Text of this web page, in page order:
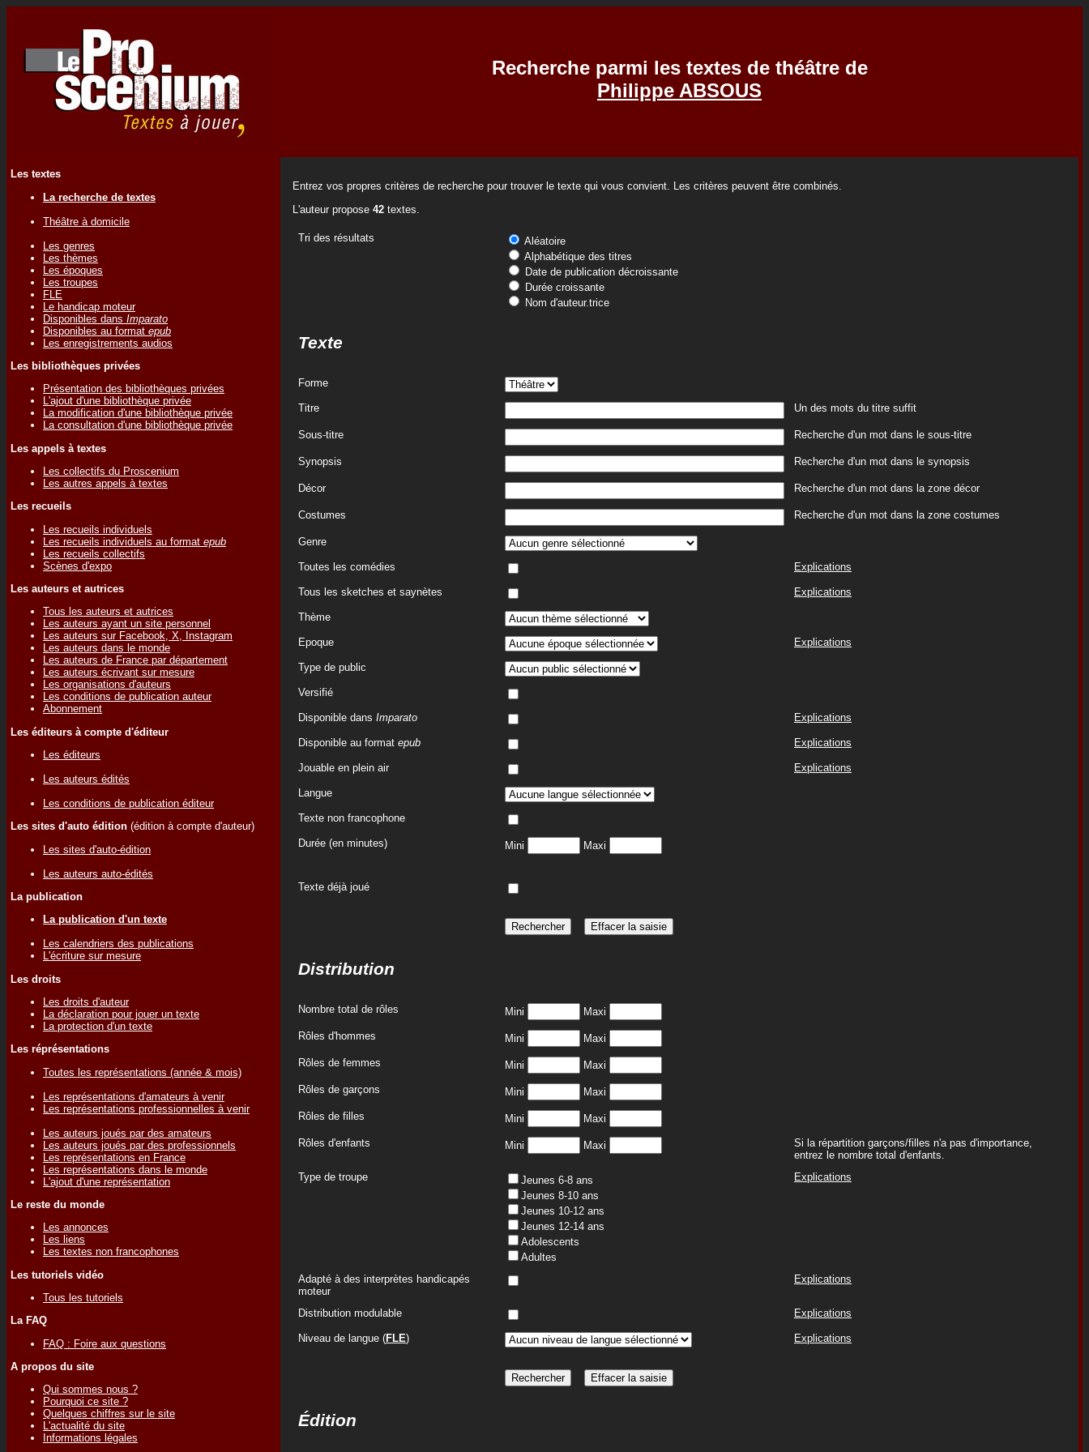
Recherche parmi les textes de théâtre de
Philippe ABSOUS
Les textes
La recherche de textes
Théâtre à domicile
Les genres
Les thèmes
Les époques
Les troupes
FLE
Le handicap moteur
Disponibles dans Imparato
Disponibles au format epub
Les enregistrements audios
Les bibliothèques privées
Présentation des bibliothèques privées
L'ajout d'une bibliothèque privée
La modification d'une bibliothèque privée
La consultation d'une bibliothèque privée
Les appels à textes
Les collectifs du Proscenium
Les autres appels à textes
Les recueils
Les recueils individuels
Les recueils individuels au format epub
Les recueils collectifs
Scènes d'expo
Les auteurs et autrices
Tous les auteurs et autrices
Les auteurs ayant un site personnel
Les auteurs sur Facebook, X, Instagram
Les auteurs dans le monde
Les auteurs de France par département
Les auteurs écrivant sur mesure
Les organisations d'auteurs
Les conditions de publication auteur
Abonnement
Les éditeurs à compte d'éditeur
Les éditeurs
Les auteurs édités
Les conditions de publication éditeur
Les sites d'auto édition (édition à compte d'auteur)
Les sites d'auto-édition
Les auteurs auto-édités
La publication
La publication d'un texte
Les calendriers des publications
L'écriture sur mesure
Les droits
Les droits d'auteur
La déclaration pour jouer un texte
La protection d'un texte
Les réprésentations
Toutes les représentations (année & mois)
Les représentations d'amateurs à venir
Les représentations professionnelles à venir
Les auteurs joués par des amateurs
Les auteurs joués par des professionnels
Les représentations en France
Les représentations dans le monde
L'ajout d'une représentation
Le reste du monde
Les annonces
Les liens
Les textes non francophones
Les tutoriels vidéo
Tous les tutoriels
La FAQ
FAQ : Foire aux questions
A propos du site
Qui sommes nous ?
Pourquoi ce site ?
Quelques chiffres sur le site
L'actualité du site
Informations légales
Entrez vos propres critères de recherche pour trouver le texte qui vous convient. Les critères peuvent être combinés.
L'auteur propose 42 textes.
Tri des résultats
Aléatoire
Alphabétique des titres
Date de publication décroissante
Durée croissante
Nom d'auteur.trice
Texte
Forme
Titre Un des mots du titre suffit
Sous-titre Recherche d'un mot dans le sous-titre
Synopsis Recherche d'un mot dans le synopsis
Décor Recherche d'un mot dans la zone décor
Costumes Recherche d'un mot dans la zone costumes
Genre
Toutes les comédies Explications
Tous les sketches et saynètes Explications
Thème
Epoque Explications
Type de public
Versifié
Disponible dans Imparato Explications
Disponible au format epub Explications
Jouable en plein air Explications
Langue
Texte non francophone
Durée (en minutes) Mini Maxi
Texte déjà joué
Distribution
Nombre total de rôles Mini
Maxi
Rôles d'hommes
Mini
Maxi
Rôles de femmes
Mini
Maxi
Rôles de garçons
Mini
Maxi
Rôles de filles
Mini
Maxi
Rôles d'enfants
Mini Maxi
Si la répartition garçons/filles n'a pas d'importance,
entrez le nombre total d'enfants.
Type de troupe
Jeunes 6-8 ans
Jeunes 8-10 ans
Jeunes 10-12 ans
Jeunes 12-14 ans
Adolescents
Adultes
Explications
Adapté à des interprètes handicapés
moteur
Explications
Distribution modulable Explications
Niveau de langue (FLE) Explications
Édition